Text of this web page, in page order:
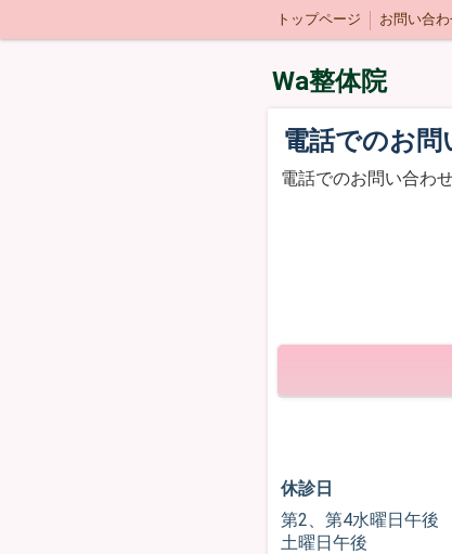
トップページ お問い合
Wa整体院
電話でのお問
電話でのお問い合わ
休診日
第2、第4水曜日午後
土曜日午後